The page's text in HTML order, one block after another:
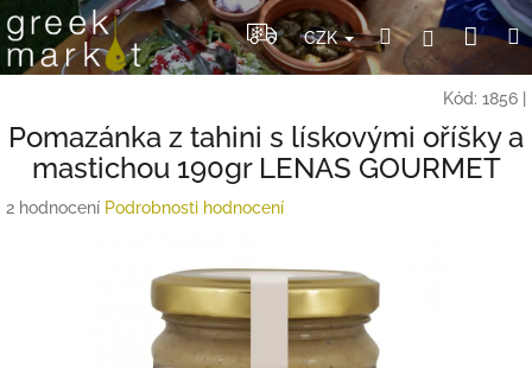
na
obsah
CZK HledatPřihlášení
Kód: 1856
Pomazánka z tahini s lískovými oříšky a
mastichou 190gr LENAS GOURMET
Průměrné
2 hodnocení Podrobnosti hodnocení